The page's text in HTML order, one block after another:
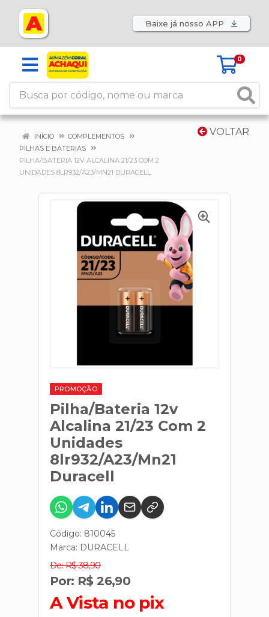
Baixe já nosso APP
0
VOLTAR
INÍCIO
COMPLEMENTOS
PILHAS E BATERIAS
PILHA/BATERIA 12V ALCALINA 21/23 COM 2
UNIDADES 8LR932/A23/MN21 DURACELL
PROMOÇÃO
Pilha/Bateria 12v
Alcalina 21/23 Com 2
Unidades
8lr932/A23/Mn21
Duracell
Código: 810045
Marca: DURACELL
De: R$ 38,90
Por: R$ 26,90
A Vista no pix